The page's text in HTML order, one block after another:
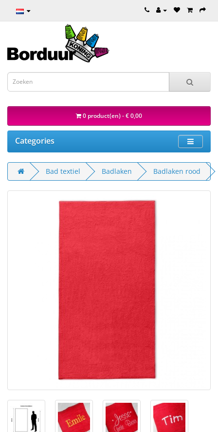
0 product(en) - € 0,00
Categories
Bad textiel Badlaken Badlaken rood